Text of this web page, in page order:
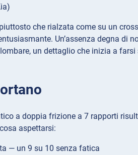
che rialzata come su un
Un’assenza degna di
un dettaglio che inizia a
a doppia frizione a 7 rapporti
aspettarsi:
— un 9 su 10 senza fatica